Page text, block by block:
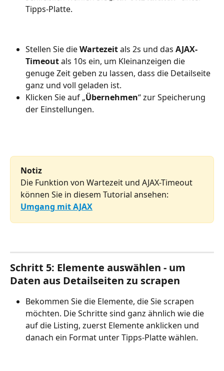
Tipps-Platte.
Stellen Sie die Wartezeit als 2s und das AJAX-
Timeout als 10s ein, um Kleinanzeigen die
genuge Zeit geben zu lassen, dass die Detailseite
ganz und voll geladen ist.
Klicken Sie auf „Übernehmen“ zur Speicherung
der Einstellungen.
Notiz
Die Funktion von Wartezeit und AJAX-Timeout
können Sie in diesem Tutorial ansehen:
Umgang mit AJAX
Schritt 5: Elemente auswählen - um
Daten aus Detailseiten zu scrapen
Bekommen Sie die Elemente, die Sie scrapen
möchten. Die Schritte sind ganz ähnlich wie die
auf die Listing, zuerst Elemente anklicken und
danach ein Format unter Tipps-Platte wählen.